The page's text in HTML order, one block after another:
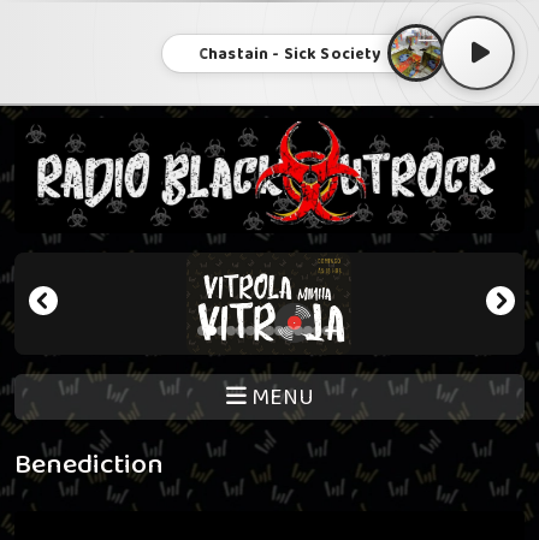
Chastain - Sick Society
MENU
Benediction